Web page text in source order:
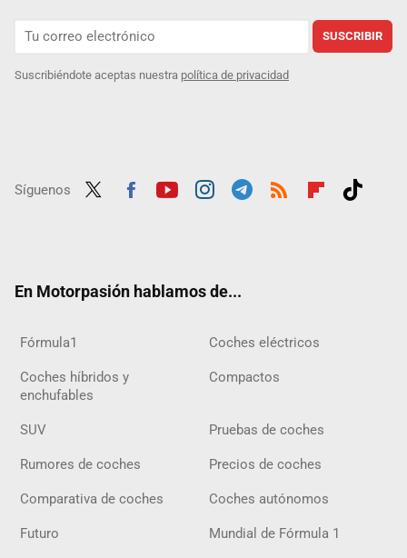
SUSCRIBIR
Suscribiéndote aceptas nuestra política de privacidad
Síguenos
En Motorpasión hablamos de...
Fórmula1 Coches eléctricos
Coches híbridos y
enchufables
Compactos
SUV Pruebas de coches
Rumores de coches Precios de coches
Comparativa de coches Coches autónomos
Futuro Mundial de Fórmula 1